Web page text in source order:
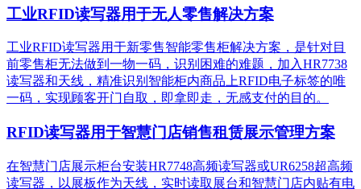
工业RFID读写器用于无人零售解决方案
工业RFID读写器用于新零售智能零售柜解决方案，是针对目
前零售柜无法做到一物一码，识别困难的难题，加入HR7738
读写器和天线，精准识别​智能柜内商品上RFID电子标签的唯
一码，实现顾客开门自取，即拿即走，无感支付的目的。
RFID读写器用于智慧门店销售租赁展示管理方案
在智慧门店展示柜台安装HR7748高频读写器或UR6258超高频
读写器，以展板作为天线，实时读取展台和智慧门店内贴有电